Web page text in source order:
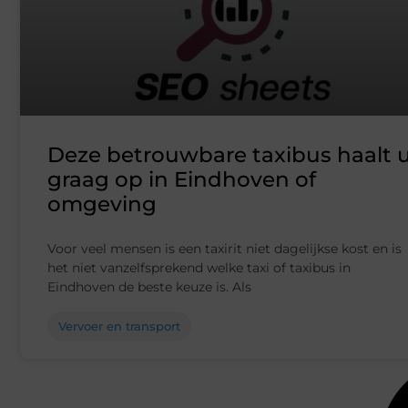
Deze betrouwbare taxibus haalt
graag op in Eindhoven of
omgeving
Voor veel mensen is een taxirit niet dagelijkse kost en is
het niet vanzelfsprekend welke taxi of taxibus in
Eindhoven de beste keuze is. Als
Vervoer en transport